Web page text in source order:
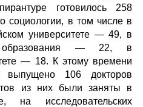
готовилось 258
социологии, в том числе в
университете — 49, в
образования — 22, в
— 18. К этому времени
106 докторов
из них были заняты в
на исследовательских